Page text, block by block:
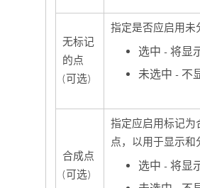
无标记
的点
(可选)
指定是否应启用未
选中 - 将显
未选中 - 不
合成点
(可选)
指定应启用标记
点，以用于显示和
选中 - 将显